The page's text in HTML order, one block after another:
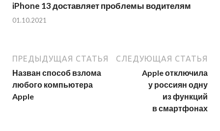
iPhone 13 доставляет проблемы водителям
01.10.2021
ПРЕДЫДУЩАЯ СТАТЬЯ
Назван способ взлома
любого компьютера
Apple
СЛЕДУЮЩАЯ СТАТЬЯ
Apple отключила
у россиян одну
из функций
в смартфонах